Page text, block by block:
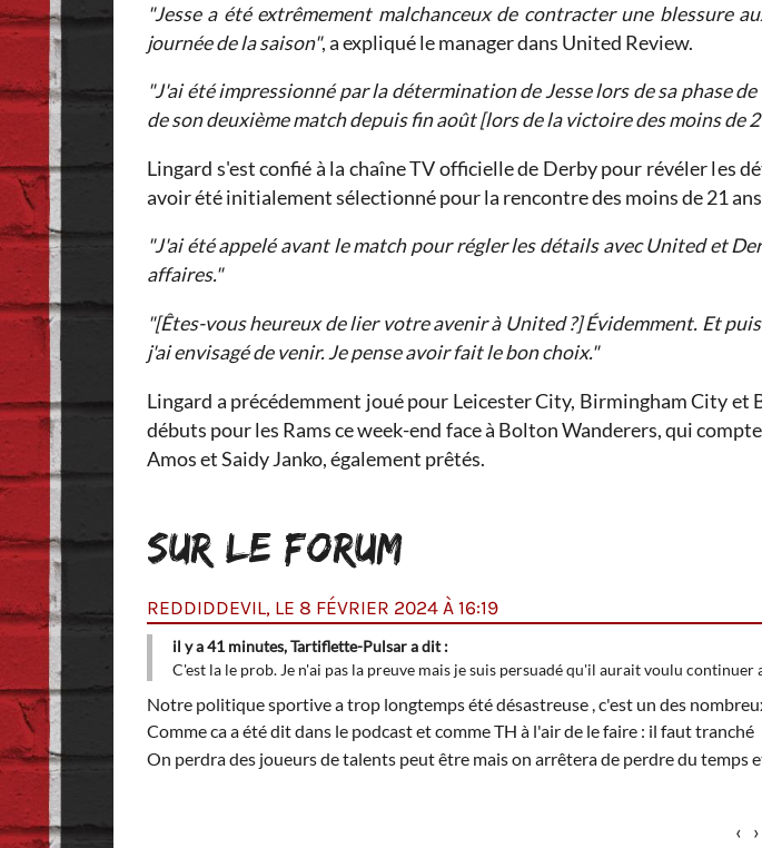
"Jesse a été extrêmement malchanceux de contracter une blessure
journée de la saison", a expliqué le manager dans United Review.
"J'ai été impressionné par la détermination de Jesse lors de sa phase
de son deuxième match depuis fin août [lors de la victoire des moins de
Lingard s'est confié à la chaîne TV officielle de Derby pour révéler les
avoir été initialement sélectionné pour la rencontre des moins de 21
"J'ai été appelé avant le match pour régler les détails avec United et
affaires."
"[Êtes-vous heureux de lier votre avenir à United ?] Évidemment. Et
j'ai envisagé de venir. Je pense avoir fait le bon choix."
Lingard a précédemment joué pour Leicester City, Birmingham City
débuts pour les Rams ce week-end face à Bolton Wanderers, qui
Amos et Saidy Janko, également prêtés.
SUR LE FORUM
REDDIDDEVIL, LE 8 FÉVRIER 2024 À 16:19
il y a 41 minutes, Tartiflette-Pulsar a dit :
C'est la le prob. Je n'ai pas la preuve mais je suis persuadé qu'il aurait voulu continuer
Notre politique sportive a trop longtemps été désastreuse , c'est un des
Comme ca a été dit dans le podcast et comme TH à l'air de le faire : il faut tranché
On perdra des joueurs de talents peut être mais on arrêtera de perdre du temps
‹ ›